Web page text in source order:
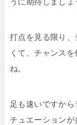
うに期待しましょ
打点を見る限り
くて、チャンス
ね。
足も速いですか
チュエーションが